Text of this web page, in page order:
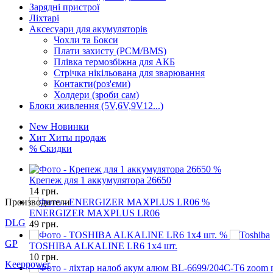
Зарядні пристрої
Ліхтарі
Аксесуари для акумуляторів
Чохли та Бокси
Плати захисту (PCM/BMS)
Плівка термозбіжна для АКБ
Стрічка нікільована для зварювання
Контакти(роз'єми)
Холдери (зроби сам)
Блоки живлення (5V,6V,9V12...)
New Новинки
Хит Хиты продаж
% Скидки
%
Крепеж для 1 аккумулятора 26650
14 грн.
%
ENERGIZER MAXPLUS LR06
49 грн.
%
TOSHIBA ALKALINE LR6 1x4 шт.
10 грн.
Производители
DLG
GP
Keeppower